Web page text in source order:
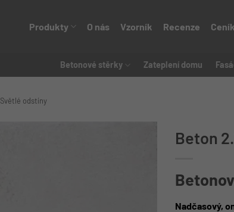
Produkty O nás Vzorník Recenze Ceník
Betonové stěrky Zateplení domu
Světlé odstíny
Beton
Nadčasový,